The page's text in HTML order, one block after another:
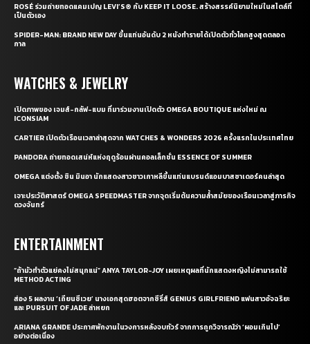
ROSÉ ร่วมถ่ายทอดแคมเปญ LEVI’S® กับ KEEP IT LOOSE. สร้างสรรค์นิยามใหม่ในสไตล์ที่
เป็นตัวเอง
SPIDER-MAN: BRAND NEW DAY ขึ้นแท่นอันดับ 2 หนังทำรายได้เปิดตัวทั่วโลกสูงสุดตลอด
กาล
WATCHES & JEWELRY
เปิดภาพของ เจมส์-กลัฟ-แบม ที่มาร่วมงานเปิดตัว OMEGA BOUTIQUE แห่งใหม่ ณ
ICONSIAM
CARTIER เปิดตัวเรือนเวลาล่าสุดจาก WATCHES & WONDERS 2026 ครั้งแรกในประเทศไทย
PANDORA ถ่ายทอดเสน่ห์แห่งฤดูร้อนผ่านคอลเล็กชั่น ESSENCE OF SUMMER
OMEGA แต่งตั้ง ชิน มินอา นักแสดงสาวชาวเกาหลีขึ้นแท่นแบรนด์แอมบาสซาเดอร์คนล่าสุด
เจาะประวัติศาสตร์ OMEGA SPEEDMASTER จากจุดเริ่มต้นความล้ำสมัยของเรือนเวลาสู่ภารกิจ
ดวงจันทร์
ENTERTAINMENT
“ถ้ามัวทำตัวแย่คงไม่สนุกแน่” ANYA TAYLOR-JOY เผยเหตุผลที่นักแสดงหญิงไม่สามารถใช้
METHOD ACTING
ส่อง 5 ผลงาน ‘เถียนซีเวย’ นางเอกสุดฮอตจากซีรี่ส์ GENIUS GIRLFRIEND แฟนสาวอัจฉริยะ
และ PURSUIT OF JADE ล่าหยก
ARIANA GRANDE ประกาศพักงานในวงการหลังจบทัวร์ จากการถูกวิจารณ์ว่า ‘ผอมเกินไป’
อย่างต่อเนื่อง